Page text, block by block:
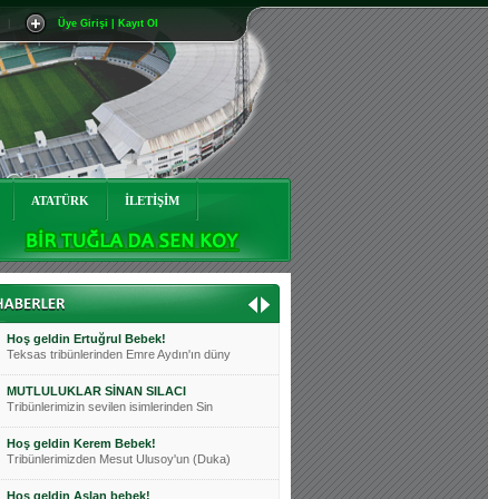
Üye Girişi | Kayıt Ol
ATATÜRK İLETİŞİM
Mutluluklar Ceyhun Tetik
Teksas tribünlerinin sevilen isimlerinde
Bursasporumuzun önü açılsın is
Teksaslı Bursasporlular Derneği Başkanı
Hoş geldin Alaz Bebek!
Teksas.org sistem yöneticisi, ekibimizin
Hoş geldin Göktuğ Bebek!
Teksas.org ekibimizden ve tribünlerimizi
Hoş geldin Kadir Kağan Bebek!
Teksas tribünlerinden Basri İleri'nin dü
Hoş geldin Ertuğrul Bebek!
Teksas tribünlerinden Emre Aydın'ın düny
MUTLULUKLAR SİNAN SILACI
Tribünlerimizin sevilen isimlerinden Sin
Hoş geldin Kerem Bebek!
Tribünlerimizden Mesut Ulusoy'un (Duka)
Hoş geldin Aslan bebek!